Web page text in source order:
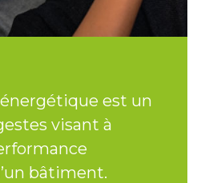
est un
visant à
bâtiment.